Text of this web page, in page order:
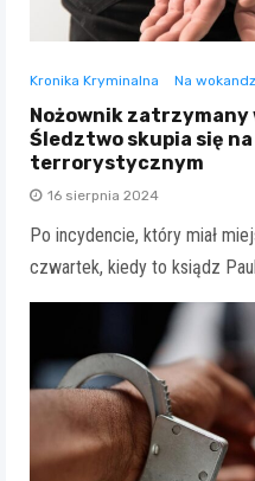
Kronika Kryminalna Na
Nożownik zatrzymany
Śledztwo skupia się na
terrorystycznym
16 sierpnia 2024
Po incydencie, który miał
czwartek, kiedy to ksiądz Paul